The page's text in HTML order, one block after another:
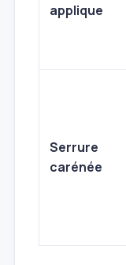
applique
Serrure
carénée